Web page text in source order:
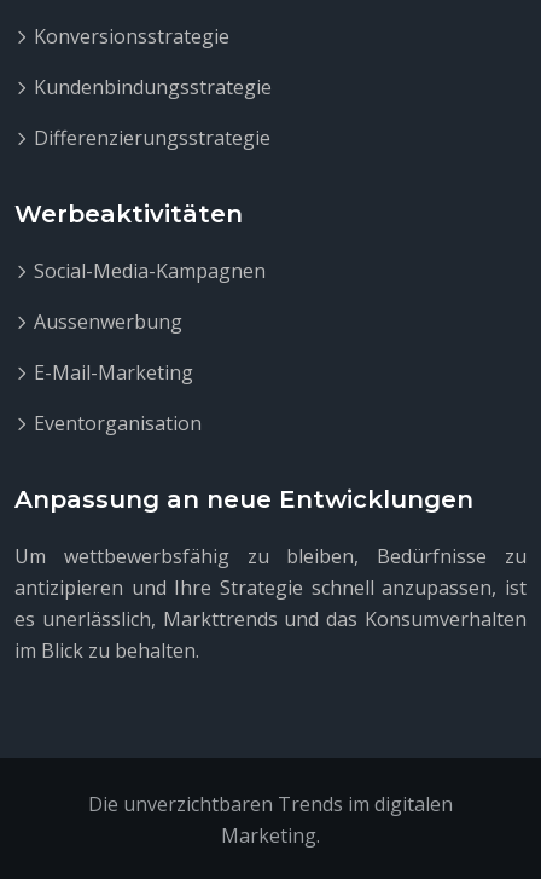
Konversionsstrategie
Kundenbindungsstrategie
Differenzierungsstrategie
Werbeaktivitäten
Social-Media-Kampagnen
Aussenwerbung
E-Mail-Marketing
Eventorganisation
Anpassung an neue Entwicklungen
Um wettbewerbsfähig zu bleiben, Bedürfnisse zu
antizipieren und Ihre Strategie schnell anzupassen, ist
es unerlässlich, Markttrends und das Konsumverhalten
im Blick zu behalten.
Die unverzichtbaren Trends im digitalen
Marketing.